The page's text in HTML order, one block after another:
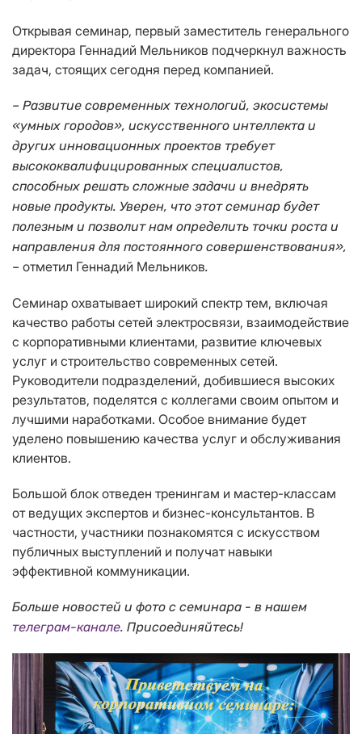
Открывая семинар, первый заместитель генерального
директора Геннадий Мельников подчеркнул важность
задач, стоящих сегодня перед компанией.
– Развитие современных технологий, экосистемы
«умных городов», искусственного интеллекта и
других инновационных проектов требует
высококвалифицированных специалистов,
способных решать сложные задачи и внедрять
новые продукты. Уверен, что этот семинар будет
полезным и позволит нам определить точки роста и
направления для постоянного совершенствования»,
– отметил Геннадий Мельников.
Семинар охватывает широкий спектр тем, включая
качество работы сетей электросвязи, взаимодействие
с корпоративными клиентами, развитие ключевых
услуг и строительство современных сетей.
Руководители подразделений, добившиеся высоких
результатов, поделятся с коллегами своим опытом и
лучшими наработками. Особое внимание будет
уделено повышению качества услуг и обслуживания
клиентов.
Большой блок отведен тренингам и мастер-классам
от ведущих экспертов и бизнес-консультантов. В
частности, участники познакомятся с искусством
публичных выступлений и получат навыки
эффективной коммуникации.
Больше новостей и фото с семинара - в нашем
телеграм-канале. Присоединяйтесь!